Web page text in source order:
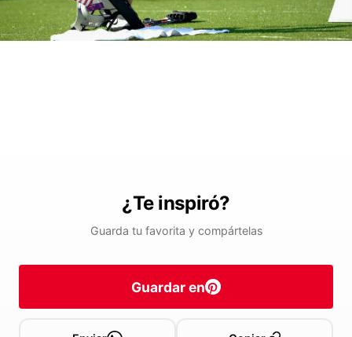
¿Te inspiró?
Guarda tu favorita y compártelas
Guardar en